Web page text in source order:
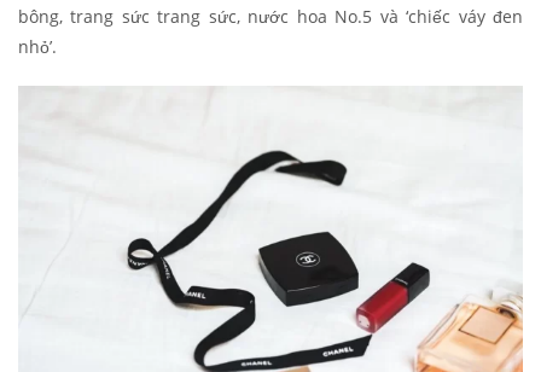
bông, trang sức trang sức, nước hoa No.5 và ‘chiếc váy đen
nhỏ’.